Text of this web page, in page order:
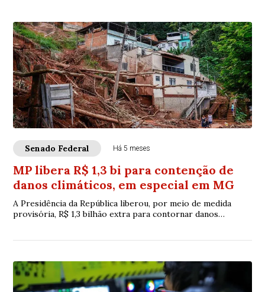
Senado Federal Há 5 meses
MP libera R$ 1,3 bi para contenção de
danos climáticos, em especial em MG
A Presidência da República liberou, por meio de medida
provisória, R$ 1,3 bilhão extra para contornar danos